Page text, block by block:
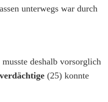
unterwegs war durch
deshalb vorsorglich
(25) konnte